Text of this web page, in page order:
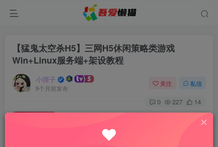
【猛鬼太空杀H5】三网H5休闲策略类游戏
Win+Linux服务端+架设教程
小狸子
9个月前发布
关注 私信
0 227 14
此内容为付费资源，请付费后查看